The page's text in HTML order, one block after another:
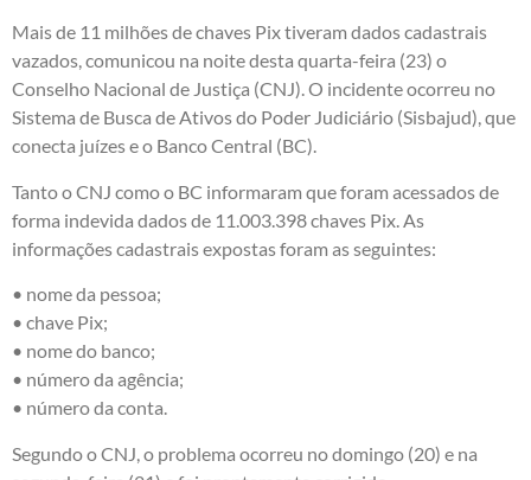
Mais de 11 milhões de chaves Pix tiveram dados cadastrais
vazados, comunicou na noite desta quarta-feira (23) o
Conselho Nacional de Justiça (CNJ). O incidente ocorreu no
Sistema de Busca de Ativos do Poder Judiciário (Sisbajud), que
conecta juízes e o Banco Central (BC).
Tanto o CNJ como o BC informaram que foram acessados de
forma indevida dados de 11.003.398 chaves Pix. As
informações cadastrais expostas foram as seguintes:
• nome da pessoa;
• chave Pix;
• nome do banco;
• número da agência;
• número da conta.
Segundo o CNJ, o problema ocorreu no domingo (20) e na